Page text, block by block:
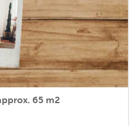
65 m2